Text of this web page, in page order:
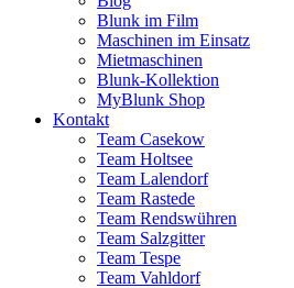
Blunk im Film
Maschinen im Einsatz
Mietmaschinen
Blunk-Kollektion
MyBlunk Shop
Kontakt
Team Casekow
Team Holtsee
Team Lalendorf
Team Rastede
Team Rendswühren
Team Salzgitter
Team Tespe
Team Vahldorf